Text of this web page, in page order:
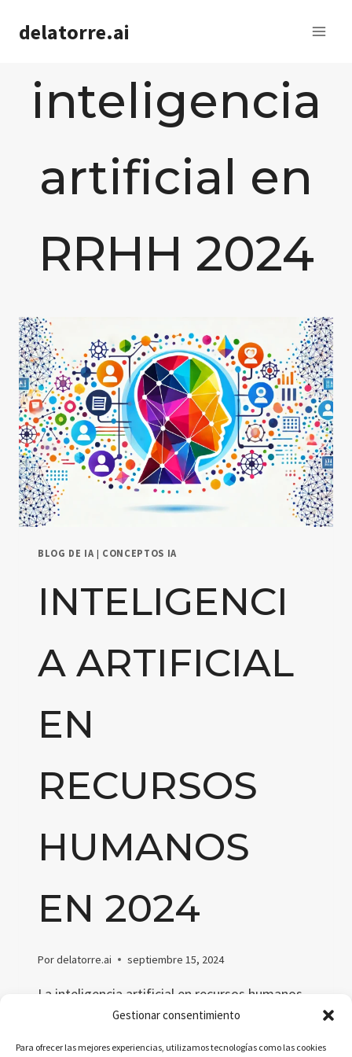
Gestionar consentimiento
Para ofrecer las mejores experiencias, utilizamos tecnologías como las cookies
delatorre.ai
inteligencia
artificial en
RRHH 2024
BLOG DE IA | CONCEPTOS IA
INTELIGENCI
A ARTIFICIAL
EN
RECURSOS
HUMANOS
EN 2024
Pordelatorre.ai septiembre 15, 2024
La inteligencia artificial en recursos humanos
está transformando la gestión del talento en